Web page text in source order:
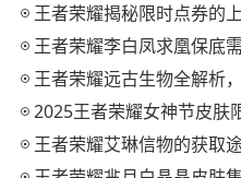
王者荣耀揭秘限时点券的
王者荣耀李白凤求凰保底
王者荣耀远古生物全解析
2025王者荣耀女神节皮肤
王者荣耀艾琳信物的获取